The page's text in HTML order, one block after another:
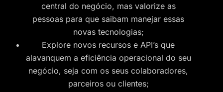
central do negócio, mas valorize as
pessoas para que saibam manejar essas
novas tecnologias;
Explore novos recursos e API’s que
alavanquem a eficiência operacional do seu
negócio, seja com os seus colaboradores,
parceiros ou clientes;